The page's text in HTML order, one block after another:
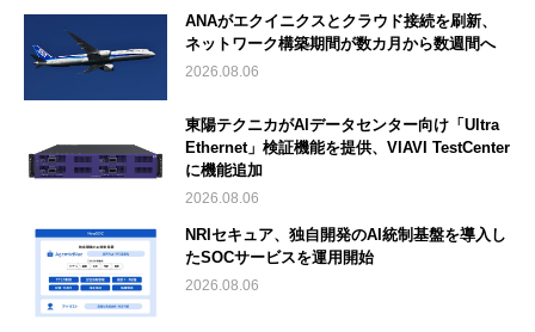
ANAがエクイニクスとクラウド接続を刷新、
ネットワーク構築期間が数カ月から数週間へ
2026.08.06
東陽テクニカがAIデータセンター向け「Ultra
Ethernet」検証機能を提供、VIAVI TestCenter
に機能追加
2026.08.06
NRIセキュア、独自開発のAI統制基盤を導入し
たSOCサービスを運用開始
2026.08.06